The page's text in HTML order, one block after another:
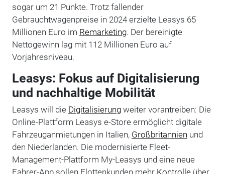
sogar um 21 Punkte. Trotz fallender
Gebrauchtwagenpreise in 2024 erzielte Leasys 65
Millionen Euro im Remarketing. Der bereinigte
Nettogewinn lag mit 112 Millionen Euro auf
Vorjahresniveau.
Leasys: Fokus auf Digitalisierung
und nachhaltige Mobilität
Leasys will die Digitalisierungweiter vorantreiben: Die
Online-Plattform Leasys e-Store ermöglicht digitale
Fahrzeuganmietungen in Italien, Großbritannien und
den Niederlanden. Die modernisierte Fleet-
Management-Plattform My-Leasys und eine neue
Fahrer-App sollen Flottenkunden mehr Kontrolleüber